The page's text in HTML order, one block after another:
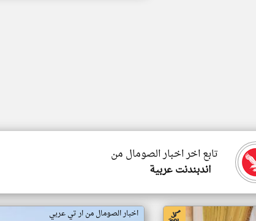
تابع اخر اخبار الصومال من
اندبندنت عربية
اخبار الصومال من ار تي عربي